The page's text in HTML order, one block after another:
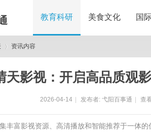
教育科研 美食文化 国
资讯内容
天影视：开启高品质观
2026-04-14 发布者: 弋阳百事通 查
丰富影视资源、高清播放和智能推荐于一体